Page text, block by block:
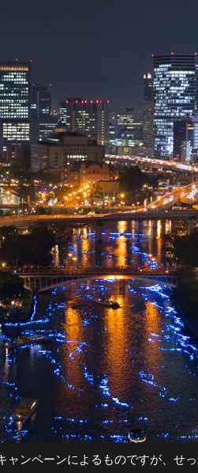
ンペーンによるものですが、せ